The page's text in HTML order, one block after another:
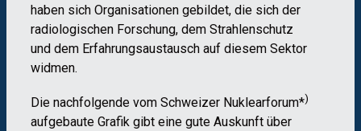
haben sich Organisationen gebildet, die sich der
radiologischen Forschung, dem Strahlenschutz
und dem Erfahrungsaustausch auf diesem Sektor
widmen.
Die nachfolgende vom Schweizer Nuklearforum*)
aufgebaute Grafik gibt eine gute Auskunft über